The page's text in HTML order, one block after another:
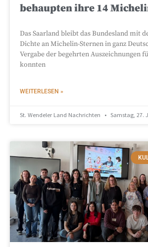
behaupten ihre 14
Das Saarland bleibt das Bundesland mit
Dichte an Michelin-Sternen in ganz
Vergabe der begehrten Auszeichnungen
konnten
WEITERLESEN »
St. Wendeler Land Nachrichten Samstag, 27.